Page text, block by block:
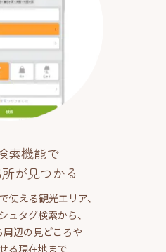
索機能で
が見つかる
使える観光エリア、
ュタグ検索から、
辺の見どころや
る現在地まで